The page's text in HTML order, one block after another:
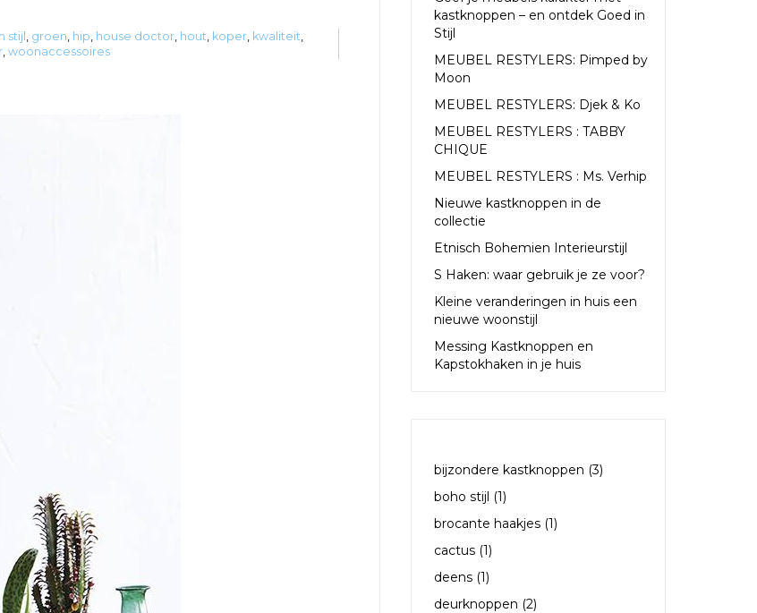
stijl , groen, hip, house doctor, hout, koper, kwaliteit,
, woonaccessoires
kastknoppen – en ontdek Goed in
Stijl
MEUBEL RESTYLERS: Pimped by
Moon
MEUBEL RESTYLERS: Djek & Ko
MEUBEL RESTYLERS : TABBY
CHIQUE
MEUBEL RESTYLERS : Ms. Verhip
Nieuwe kastknoppen in de
collectie
Etnisch Bohemien Interieurstijl
S Haken: waar gebruik je ze voor?
Kleine veranderingen in huis een
nieuwe woonstijl
Messing Kastknoppen en
Kapstokhaken in je huis
bijzondere kastknoppen (3)
boho stijl (1)
brocante haakjes (1)
cactus (1)
deens (1)
deurknoppen (2)